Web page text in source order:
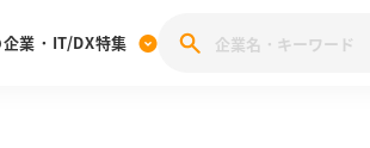
業・IT/DX特集